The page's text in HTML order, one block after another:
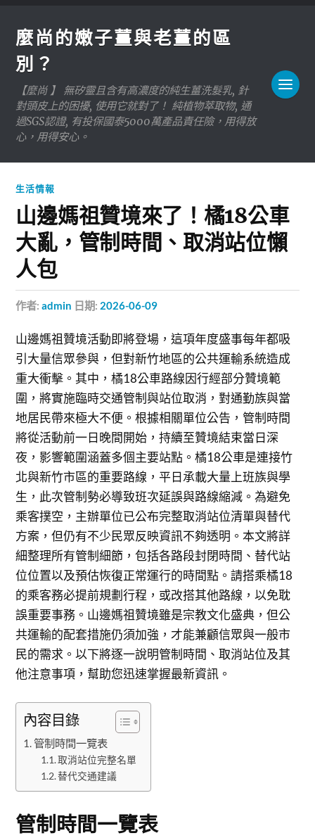
麼尚的嫩子薑與老薑的區
別？
【麼尚 】 無矽靈且含有高濃度的純生薑洗髮乳, 針
對頭皮上的困擾, 使用它就對了！ 純植物萃取物, 通
過SGS認證, 有投保國泰5000萬產品責任險，用得放
心，用得安心。
生活情報
山邊媽祖贊境來了！橘18公車
大亂，管制時間、取消站位懶
人包
作者:admin 日期: 2026-06-09
山邊媽祖贊境活動即將登場，這項年度盛事每年都吸
引大量信眾參與，但對新竹地區的公共運輸系統造成
重大衝擊。其中，橘18公車路線因行經部分贊境範
圍，將實施臨時交通管制與站位取消，對通勤族與當
地居民帶來極大不便。根據相關單位公告，管制時間
將從活動前一日晚間開始，持續至贊境結束當日深
夜，影響範圍涵蓋多個主要站點。橘18公車是連接竹
北與新竹市區的重要路線，平日承載大量上班族與學
生，此次管制勢必導致班次延誤與路線縮減。為避免
乘客撲空，主辦單位已公布完整取消站位清單與替代
方案，但仍有不少民眾反映資訊不夠透明。本文將詳
細整理所有管制細節，包括各路段封閉時間、替代站
位位置以及預估恢復正常運行的時間點。請搭乘橘18
的乘客務必提前規劃行程，或改搭其他路線，以免耽
誤重要事務。山邊媽祖贊境雖是宗教文化盛典，但公
共運輸的配套措施仍須加強，才能兼顧信眾與一般市
民的需求。以下將逐一說明管制時間、取消站位及其
他注意事項，幫助您迅速掌握最新資訊。
內容目錄
管制時間一覽表
取消站位完整名單
替代交通建議
管制時間一覽表